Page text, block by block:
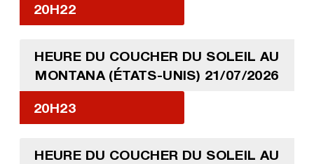
20H22
HEURE DU COUCHER DU SOLEIL AU
MONTANA (ÉTATS-UNIS) 21/07/2026
20H23
HEURE DU COUCHER DU SOLEIL AU